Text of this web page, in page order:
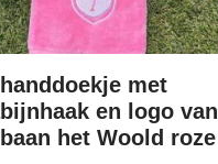
met
en logo van
het Woold roze